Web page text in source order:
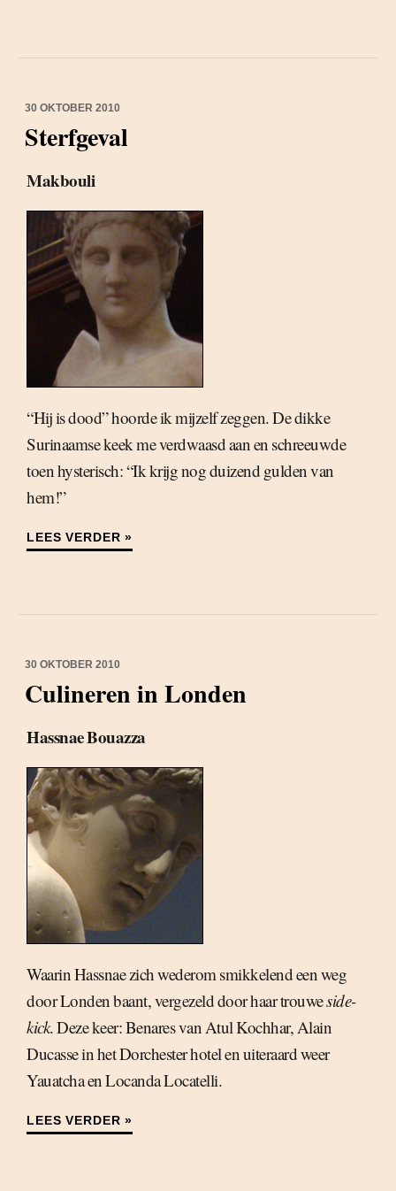
30 OKTOBER 2010
Sterfgeval
Makbouli
“Hij is dood” hoorde ik mijzelf zeggen. De dikke
Surinaamse keek me verdwaasd aan en schreeuwde
toen hysterisch: “Ik krijg nog duizend gulden van
hem!”
LEES VERDER »
30 OKTOBER 2010
Culineren in Londen
Hassnae Bouazza
Waarin Hassnae zich wederom smikkelend een weg
door Londen baant, vergezeld door haar trouweside-
kick. Deze keer: Benares van Atul Kochhar, Alain
Ducasse in het Dorchester hotel en uiteraard weer
Yauatcha en Locanda Locatelli.
LEES VERDER »